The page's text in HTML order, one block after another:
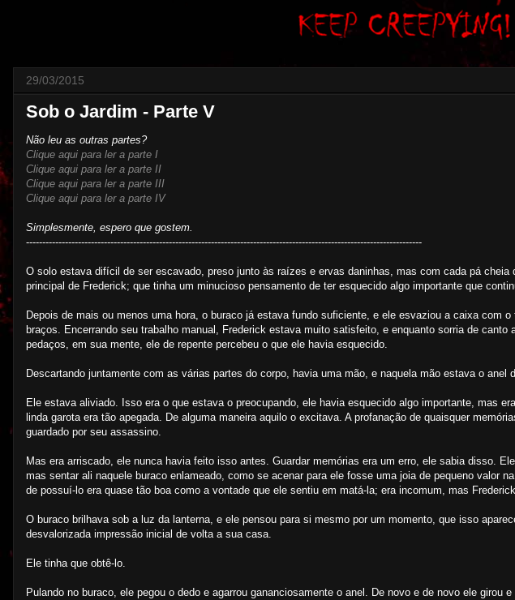
29/03/2015
Sob o Jardim - Parte V
Não leu as outras partes?
Clique aqui para ler a parte I
Clique aqui para ler a parte II
Clique aqui para ler a parte III
Clique aqui para ler a parte IV
Simplesmente, espero que gostem.
--------------------------------------------------------------------------------------------------------------------------
O solo estava difícil de ser escavado, preso junto às raízes e ervas daninhas, mas com cada pá
principal de Frederick; que tinha um minucioso pensamento de ter esquecido algo importante que
Depois de mais ou menos uma hora, o buraco já estava fundo suficiente, e ele esvaziou a caixa com
braços. Encerrando seu trabalho manual, Frederick estava muito satisfeito, e enquanto sorria de
pedaços, em sua mente, ele de repente percebeu o que ele havia esquecido.
Descartando juntamente com as várias partes do corpo, havia uma mão, e naquela mão estava o anel
Ele estava aliviado. Isso era o que estava o preocupando, ele havia esquecido algo importante, mas
linda garota era tão apegada. De alguma maneira aquilo o excitava. A profanação de quaisquer
guardado por seu assassino.
Mas era arriscado, ele nunca havia feito isso antes. Guardar memórias era um erro, ele sabia disso.
mas sentar ali naquele buraco enlameado, como se acenar para ele fosse uma joia de pequeno valor
de possuí-lo era quase tão boa como a vontade que ele sentiu em matá-la; era incomum, mas
O buraco brilhava sob a luz da lanterna, e ele pensou para si mesmo por um momento, que isso
desvalorizada impressão inicial de volta a sua casa.
Ele tinha que obtê-lo.
Pulando no buraco, ele pegou o dedo e agarrou gananciosamente o anel. De novo e de novo ele girou